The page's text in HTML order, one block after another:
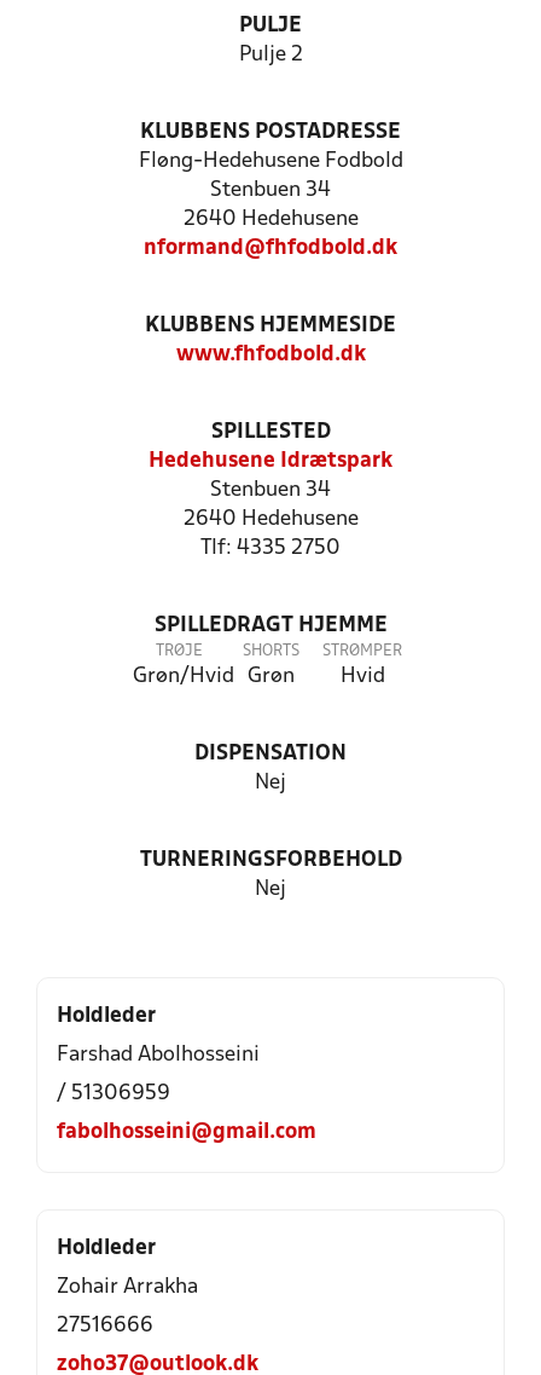
PULJE
Pulje 2
KLUBBENS POSTADRESSE
Fløng-Hedehusene Fodbold
Stenbuen 34
2640 Hedehusene
nformand@fhfodbold.dk
KLUBBENS HJEMMESIDE
www.fhfodbold.dk
SPILLESTED
Hedehusene Idrætspark
Stenbuen 34
2640 Hedehusene
Tlf: 4335 2750
SPILLEDRAGT HJEMME
TRØJE
Grøn/Hvid
SHORTS
Grøn
STRØMPER
Hvid
DISPENSATION
Nej
TURNERINGSFORBEHOLD
Nej
Holdleder
Farshad Abolhosseini
/ 51306959
fabolhosseini@gmail.com
Holdleder
Zohair Arrakha
27516666
zoho37@outlook.dk